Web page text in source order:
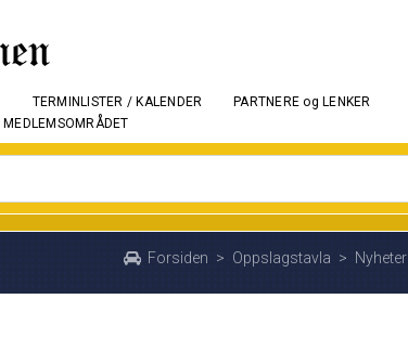
TERMINLISTER / KALENDER
PARTNERE og LENKER
MEDLEMSOMRÅDET
Forsiden > Oppslagstavla > Nyheter